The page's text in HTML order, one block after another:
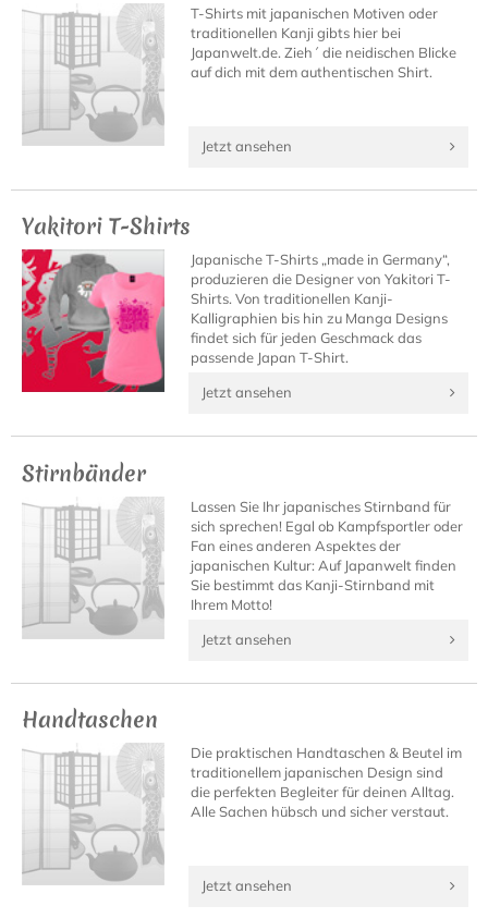
T-Shirts mit japanischen Motiven oder
traditionellen Kanji gibts hier bei
Japanwelt.de. Zieh´ die neidischen Blicke
auf dich mit dem authentischen Shirt.
Jetzt ansehen
Yakitori T-Shirts
Japanische T-Shirts „made in Germany“,
produzieren die Designer von Yakitori T-
Shirts. Von traditionellen Kanji-
Kalligraphien bis hin zu Manga Designs
findet sich für jeden Geschmack das
passende Japan T-Shirt.
Jetzt ansehen
Stirnbänder
Lassen Sie Ihr japanisches Stirnband für
sich sprechen! Egal ob Kampfsportler oder
Fan eines anderen Aspektes der
japanischen Kultur: Auf Japanwelt finden
Sie bestimmt das Kanji-Stirnband mit
Ihrem Motto!
Jetzt ansehen
Handtaschen
Die praktischen Handtaschen & Beutel im
traditionellem japanischen Design sind
die perfekten Begleiter für deinen Alltag.
Alle Sachen hübsch und sicher verstaut.
Jetzt ansehen